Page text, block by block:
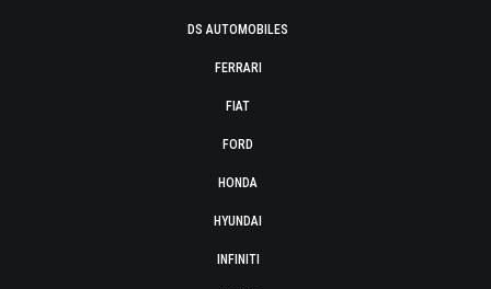
DS AUTOMOBILES
FERRARI
FIAT
FORD
HONDA
HYUNDAI
INFINITI